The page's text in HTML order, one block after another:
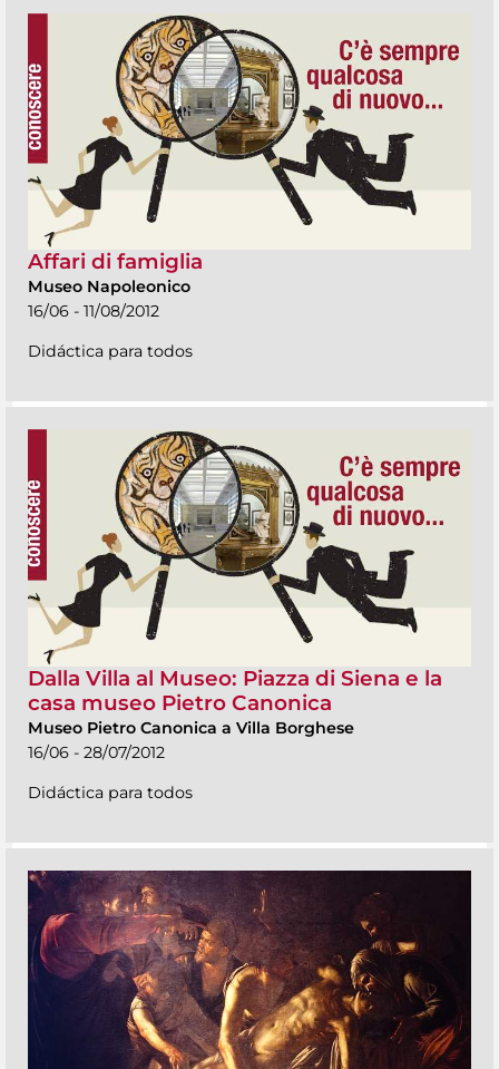
Affari di famiglia
Museo Napoleonico
16/06 - 11/08/2012
Didáctica para todos
Dalla Villa al Museo: Piazza di Siena e la
casa museo Pietro Canonica
Museo Pietro Canonica a Villa Borghese
16/06 - 28/07/2012
Didáctica para todos